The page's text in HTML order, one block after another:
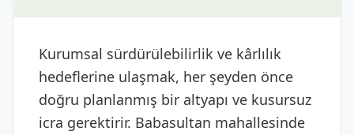
Kurumsal sürdürülebilirlik ve kârlılık
hedeflerine ulaşmak, her şeyden önce
doğru planlanmış bir altyapı ve kusursuz
icra gerektirir. Babasultan mahallesinde